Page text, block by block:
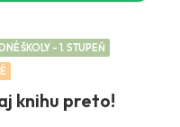
ŠKOLY - 1. STUPEŇ
knihu preto!